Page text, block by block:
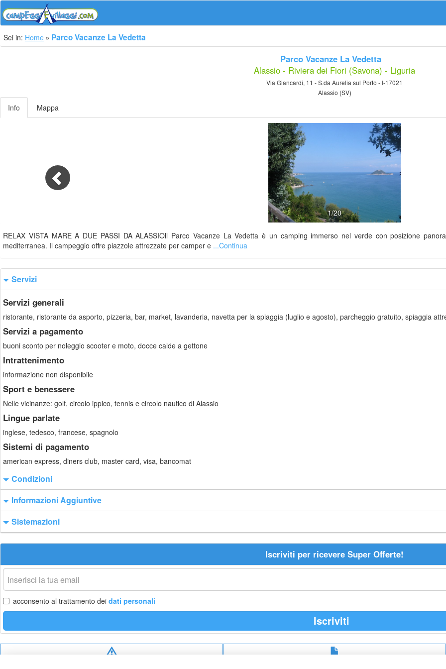
Sei in: Home Parco Vacanze La Vedetta
Parco Vacanze La Vedetta
Alassio - Riviera dei Fiori (Savona) - Liguria
Via Giancardi, 11 - S.da Aurelia sul Porto - I-17021
Alassio (SV)
Info Mappa
1/20
RELAX VISTA MARE A DUE PASSI DA ALASSIOll Parco Vacanze La Vedetta è un camping immerso nel verde con posizione
mediterranea. Il campeggio offre piazzole attrezzate per camper e ...Continua
Servizi
Servizi generali
ristorante, ristorante da asporto, pizzeria, bar, market, lavanderia, navetta per la spiaggia (luglio e agosto), parcheggio gratuito, spiaggia
Servizi a pagamento
buoni sconto per noleggio scooter e moto, docce calde a gettone
Intrattenimento
informazione non disponibile
Sport e benessere
Nelle vicinanze: golf, circolo ippico, tennis e circolo nautico di Alassio
Lingue parlate
inglese, tedesco, francese, spagnolo
Sistemi di pagamento
american express, diners club, master card, visa, bancomat
Condizioni
Informazioni Aggiuntive
Sistemazioni
Iscriviti per ricevere Super Offerte!
La
tua
email
acconsento al trattamento dei dati personali
Iscriviti